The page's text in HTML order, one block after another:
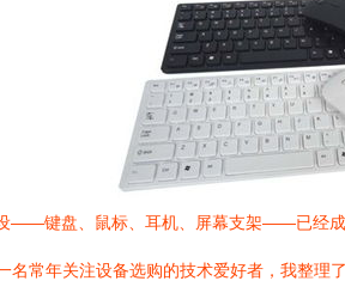
——键盘、鼠标、耳机、屏幕支架——已经
名常年关注设备选购的技术爱好者，我整理